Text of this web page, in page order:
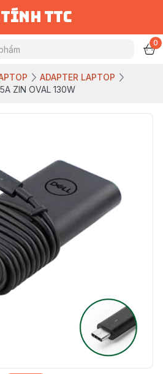
ttc
0
ADAPTER LAPTOP
ZIN OVAL 130W